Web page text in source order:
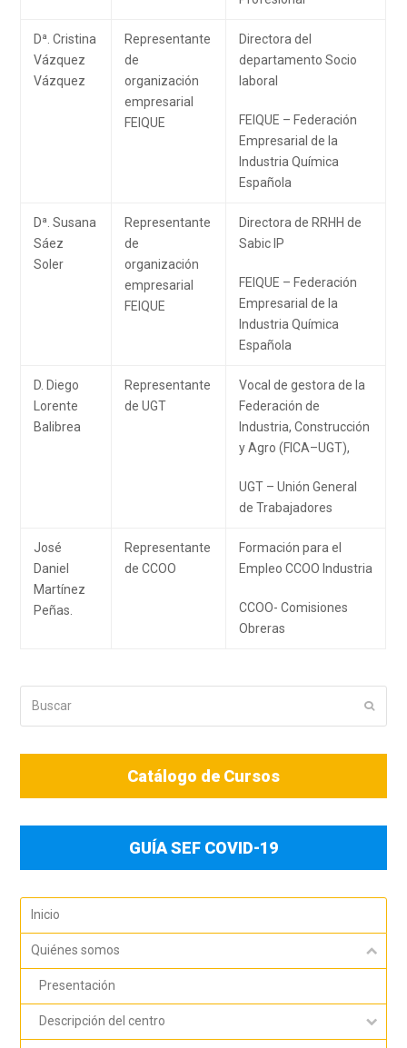
Dª. Cristina
Vázquez
Vázquez
Representante
de
organización
empresarial
FEIQUE
Directora del
departamento Socio
laboral
FEIQUE – Federación
Empresarial de la
Industria Química
Española
Dª. Susana
Sáez
Soler
Representante
de
organización
empresarial
FEIQUE
Directora de RRHH de
Sabic IP
FEIQUE – Federación
Empresarial de la
Industria Química
Española
D. Diego
Lorente
Balibrea
Representante
de UGT
Vocal de gestora de la
Federación de
Industria, Construcción
y Agro (FICA–UGT),
UGT – Unión General
de Trabajadores
José
Daniel
Martínez
Peñas.
Representante
de CCOO
Formación para el
Empleo CCOO Industria
CCOO- Comisiones
Obreras
Enviar
Catálogo de Cursos
GUÍA SEF COVID-19
Inicio
Quiénes somos
Presentación
Descripción del centro